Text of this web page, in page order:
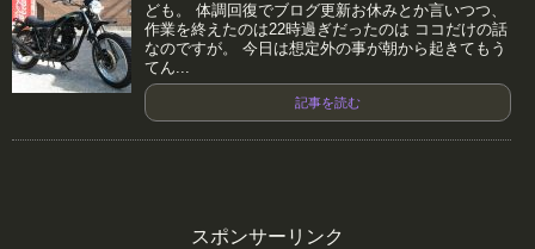
ども。 体調回復でブログ更新お休みとか言いつつ、
作業を終えたのは22時過ぎだったのは ココだけの話
なのですが。 今日は想定外の事が朝から起きてもう
てん...
記事を読む
スポンサーリンク